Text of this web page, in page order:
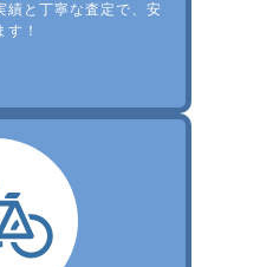
績と丁寧な査定で、安
！